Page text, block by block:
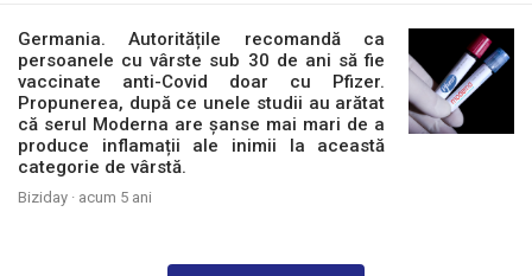
Germania. Autoritățile recomandă ca
persoanele cu vârste sub 30 de ani să fie
vaccinate anti-Covid doar cu Pfizer.
Propunerea, după ce unele studii au arătat
că serul Moderna are șanse mai mari de a
produce inflamații ale inimii la această
categorie de vârstă.
Biziday · acum 5 ani